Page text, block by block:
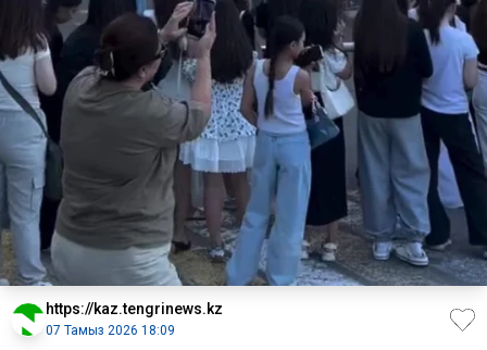
https://kaz.tengrinews.kz
07 Тамыз 2026 18:09